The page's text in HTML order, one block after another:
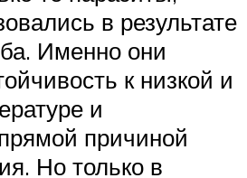
в результате
Именно они
к низкой и
и
причиной
Но только в